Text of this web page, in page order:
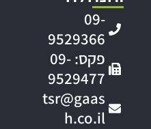
09-
9529366
פקס: 09-
9529477
tsr@gaas
h.co.il